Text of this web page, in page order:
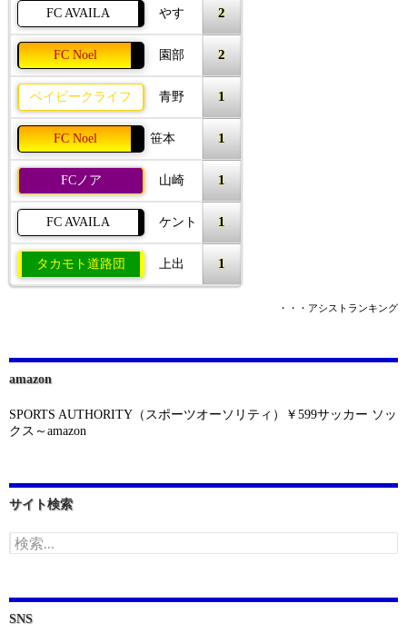
FC AVAILA やす 2
FC Noel 園部 2
ベイビークライフ 青野 1
FC Noel 笹本 1
FCノア 山崎 1
FC AVAILA ケント 1
タカモト道路団 上出 1
・・・アシストランキング
amazon
SPORTS AUTHORITY（スポーツオーソリティ）￥599サッカー ソッ
クス～amazon
サイト検索
検
索:
SNS